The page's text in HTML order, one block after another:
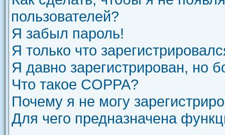
пользователей?
Я забыл пароль!
Я только что
Я давно зарегистрирован, но
Что такое COPPA?
Почему я не могу
Для чего предназначена